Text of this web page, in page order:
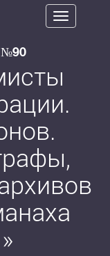
Toggle
navigation